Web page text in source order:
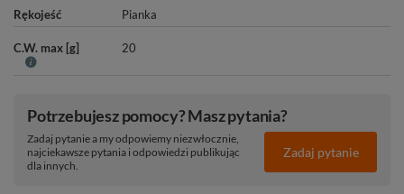
Rękojeść Pianka
C.W. max [g] 20
Potrzebujesz pomocy? Masz pytania?
Zadaj pytanie a my odpowiemy niezwłocznie,
najciekawsze pytania i odpowiedzi publikując
dla innych.
Zadaj pytanie